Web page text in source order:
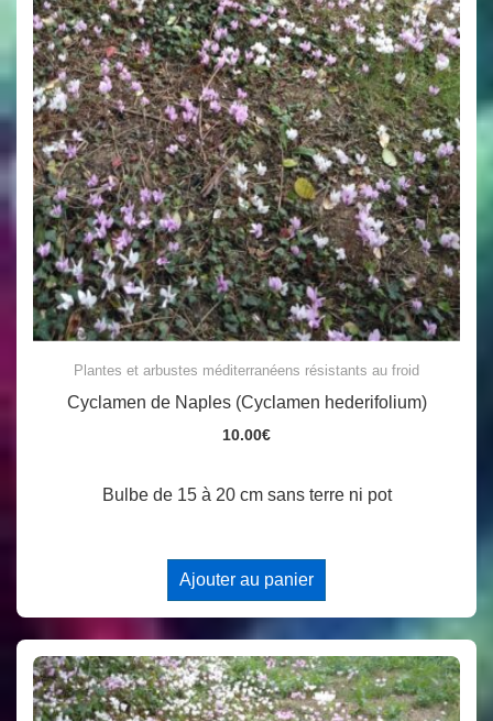
Plantes et arbustes méditerranéens résistants au froid
Cyclamen de Naples (Cyclamen hederifolium)
10.00€
Bulbe de 15 à 20 cm sans terre ni pot
Ajouter au panier